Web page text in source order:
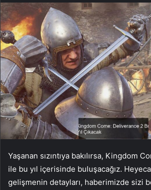
Yaşanan sızıntıya bakılırsa, Kingdom
ile bu yıl içerisinde buluşacağız.
gelişmenin detayları, haberimizde sizi